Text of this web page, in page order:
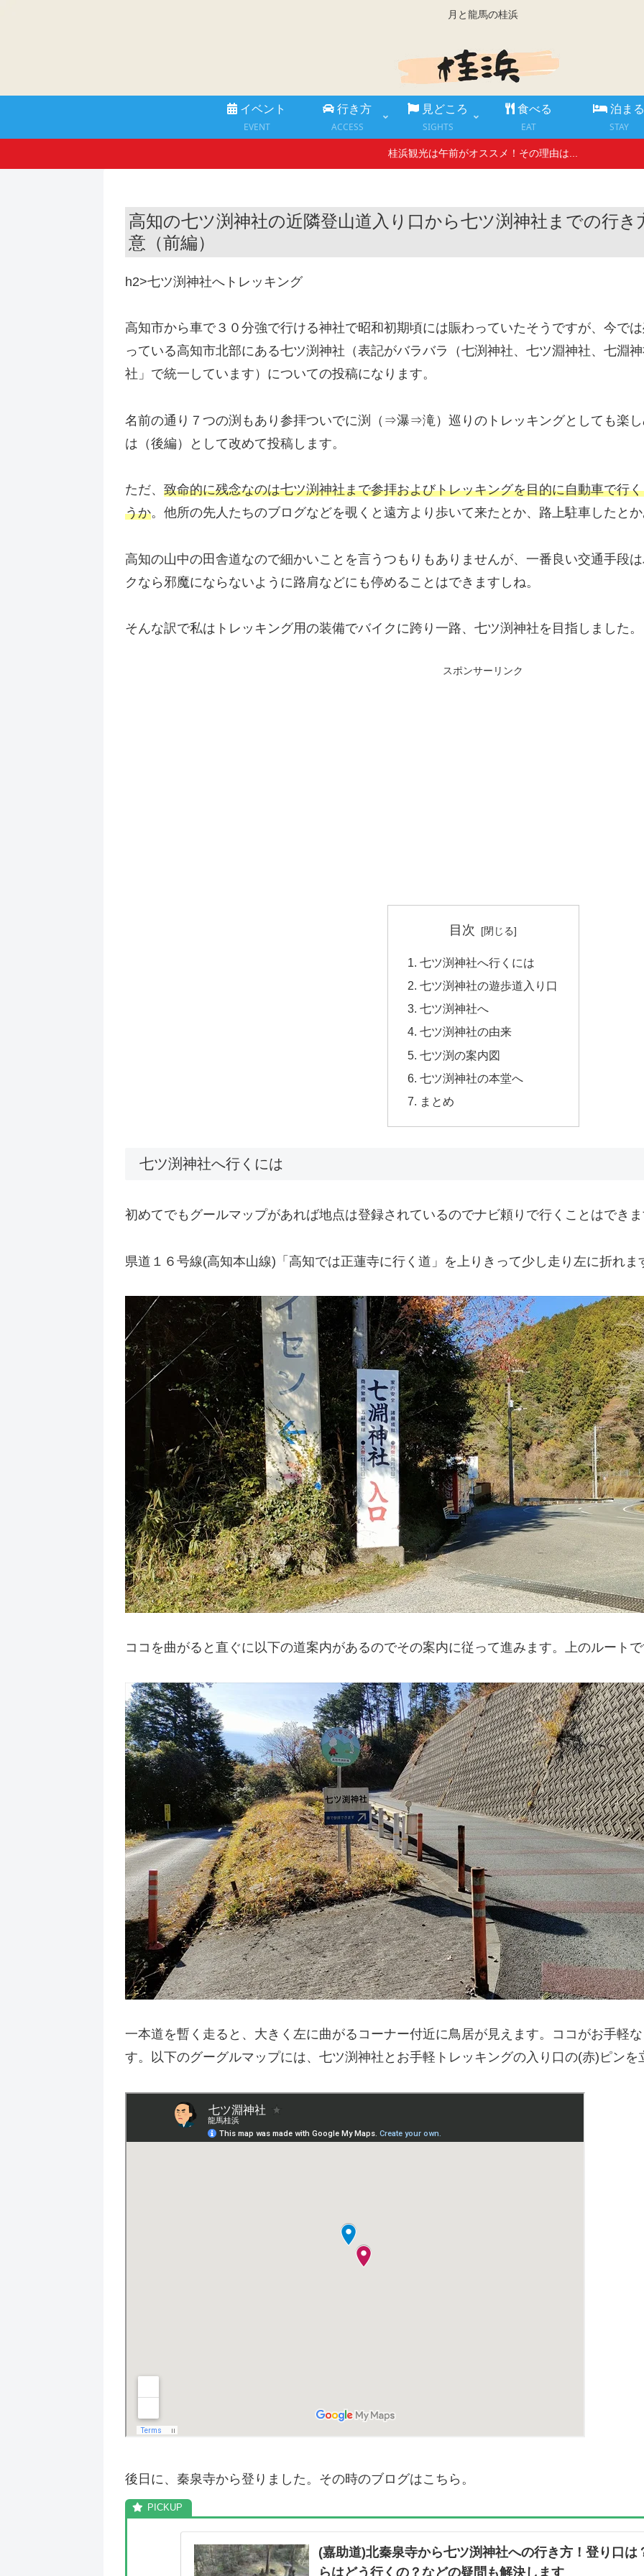
月と龍馬の桂浜
イベント
EVENT
行き方
ACCESS
見どころ
SIGHTS
食べる
EAT
泊まる
STAY
桂浜観光は午前がオススメ！その理由は...
高知の七ツ渕神社の近隣登山道入り口から七ツ渕神社までの行
意（前編）
h2>七ツ渕神社へトレッキング
高知市から車で３０分強で行ける神社で昭和初期頃には賑わっていたそうですが、今で
っている高知市北部にある七ツ渕神社（表記がバラバラ（七渕神社、七ツ淵神社、七淵
社」で統一しています）についての投稿になります。
名前の通り７つの渕もあり参拝ついでに渕（⇒瀑⇒滝）巡りのトレッキングとしても楽
は（後編）として改めて投稿します。
ただ、 致命的に残念なのは七ツ渕神社まで参拝およびトレッキングを目的に自動車で行
うか。他所の先人たちのブログなどを覗くと遠方より歩いて来たとか、路上駐車したと
高知の山中の田舎道なので細かいことを言うつもりもありませんが、一番良い交通手段
クなら邪魔にならないように路肩などにも停めることはできますしね。
そんな訳で私はトレッキング用の装備でバイクに跨り一路、七ツ渕神社を目指しました。
スポンサーリンク
目次
七ツ渕神社へ行くには
七ツ渕神社の遊歩道入り口
七ツ渕神社へ
七ツ渕神社の由来
七ツ渕の案内図
七ツ渕神社の本堂へ
まとめ
七ツ渕神社へ行くには
初めてでもグールマップがあれば地点は登録されているのでナビ頼りで行くことはでき
県道１６号線(高知本山線)「高知では正蓮寺に行く道」を上りきって少し走り左に折れ
ココを曲がると直ぐに以下の道案内があるのでその案内に従って進みます。上のルート
一本道を暫く走ると、大きく左に曲がるコーナー付近に鳥居が見えます。ココがお手軽
す。以下のグーグルマップには、七ツ渕神社とお手軽トレッキングの入り口の(赤)ピンを
後日に、秦泉寺から登りました。その時のブログはこちら。
(嘉助道)北秦泉寺から七ツ渕神社への行き方！登り口は
らはどう行くの？などの疑問も解決します